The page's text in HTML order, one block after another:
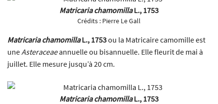
Matricaria chamomillaL., 1753
Crédits : Pierre Le Gall
Matricaria chamomillaL., 1753ou la Matricaire camomille est
uneAsteraceaeannuelle ou bisannuelle. Elle fleurit de mai à
juillet. Elle mesure jusqu’à 20 cm.
Matricaria chamomillaL., 1753